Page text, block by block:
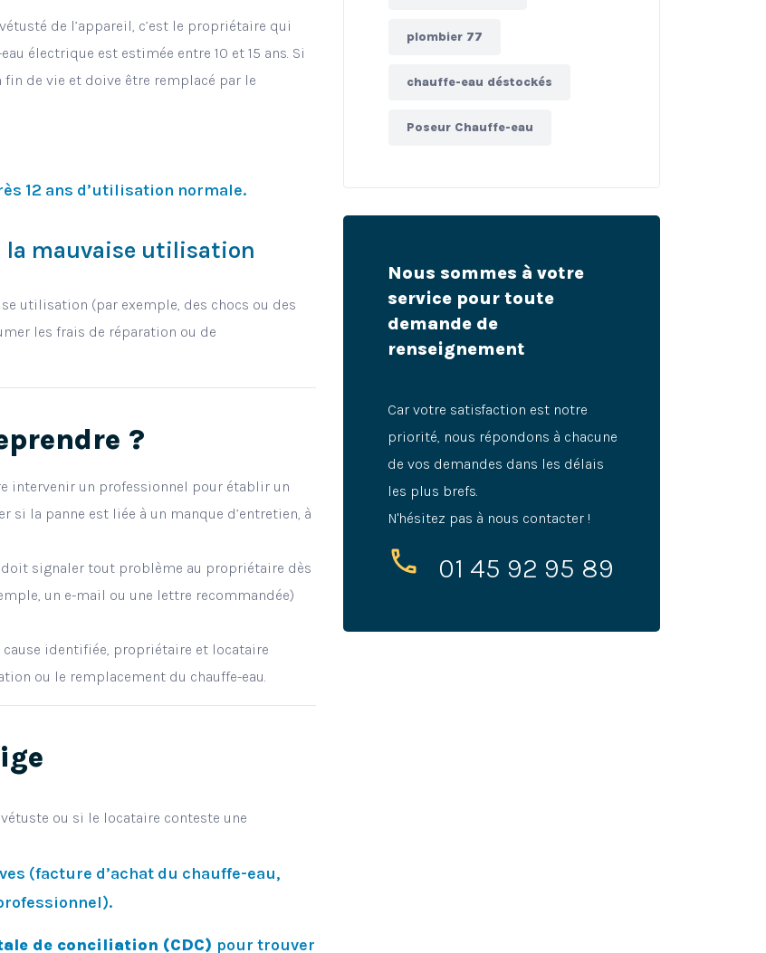
de l’appareil, c’est le propriétaire qui
électrique est estimée entre 10 et 15 ans. Si
de vie et doive être remplacé par le
12 ans d’utilisation normale.
la mauvaise utilisation
utilisation (par exemple, des chocs ou des
les frais de réparation ou de
?
intervenir un professionnel pour établir un
la panne est liée à un manque d’entretien, à
doit signaler tout problème au propriétaire dès
un e-mail ou une lettre recommandée)
cause identifiée, propriétaire et locataire
ou le remplacement du chauffe-eau.
ou si le locataire conteste une
(facture d’achat du chauffe-eau,
de conciliation (CDC) pour trouver
plombier 77
chauffe-eau déstockés
Poseur Chauffe-eau
Nous sommes à votre
service pour toute
demande de
renseignement
Car votre satisfaction est notre
priorité, nous répondons à chacune
de vos demandes dans les délais
les plus brefs.
N'hésitez pas à nous contacter !
01 45 92 95 89